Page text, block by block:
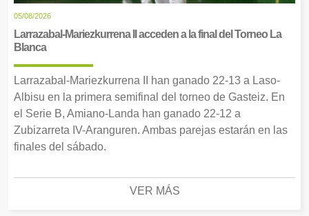
05/08/2026
Larrazabal-Mariezkurrena II acceden a la final del Torneo La
Blanca
Larrazabal-Mariezkurrena II han ganado 22-13 a Laso-
Albisu en la primera semifinal del torneo de Gasteiz. En
el Serie B, Amiano-Landa han ganado 22-12 a
Zubizarreta IV-Aranguren. Ambas parejas estarán en las
finales del sábado.
VER MÁS